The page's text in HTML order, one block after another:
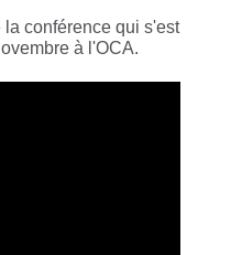
conférence qui s'est
à l'OCA.